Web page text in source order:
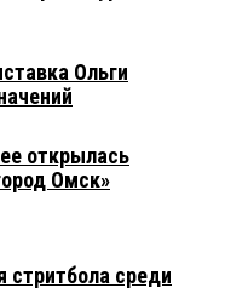
Ольги
открылась
Омск»
стритбола среди